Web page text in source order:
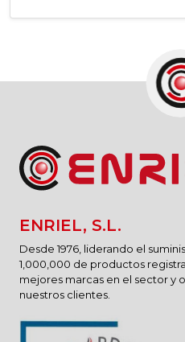
ENRIEL, S.L.
Desde 1976, liderando el
1,000,000 de productos
mejores marcas en el sector y
nuestros clientes.